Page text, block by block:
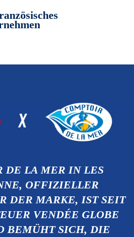
DE LA MER IN LES
OFFIZIELLER
DER MARKE, IST SEIT
VENDÉE GLOBE
BEMÜHT SICH, DIE